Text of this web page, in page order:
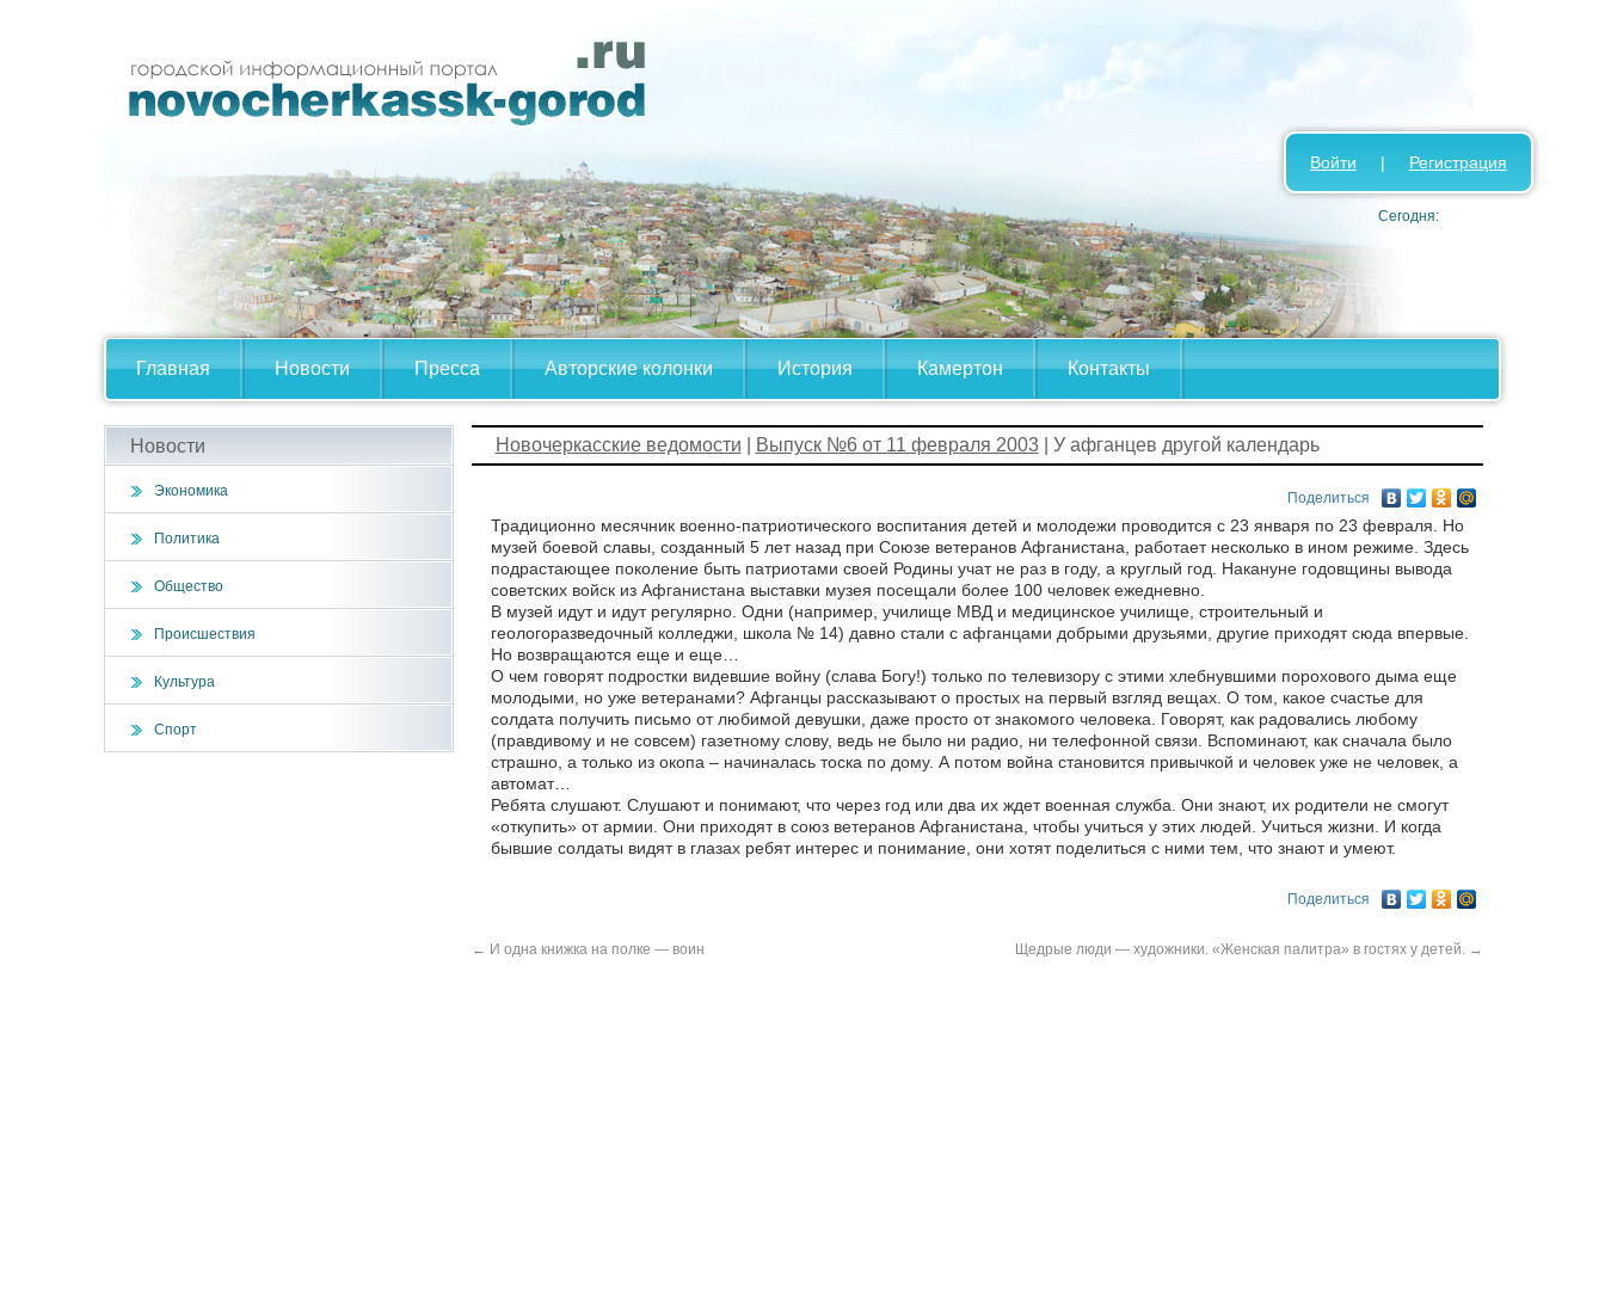
Главная Новости Пресса Авторские колонки История Камертон Контакты
Войти | Регистрация
Сегодня:
Новости
Экономика
Политика
Общество
Происшествия
Культура
Спорт
Новочеркасские ведомости Выпуск №6 от 11 февраля 2003| У афганцев другой календарь
Поделиться
Традиционно месячник военно-патриотического воспитания детей и молодежи проводится с 23 января по 23 февраля. Но
музей боевой славы, созданный 5 лет назад при Союзе ветеранов Афганистана, работает несколько в ином режиме. Здесь
подрастающее поколение быть патриотами своей Родины учат не раз в году, а круглый год. Накануне годовщины вывода
советских войск из Афганистана выставки музея посещали более 100 человек ежедневно.
В музей идут и идут регулярно. Одни (например, училище МВД и медицинское училище, строительный и
геологоразведочный колледжи, школа № 14) давно стали с афганцами добрыми друзьями, другие приходят сюда впервые.
Но возвращаются еще и еще…
О чем говорят подростки видевшие войну (слава Богу!) только по телевизору с этими хлебнувшими порохового дыма еще
молодыми, но уже ветеранами? Афганцы рассказывают о простых на первый взгляд вещах. О том, какое счастье для
солдата получить письмо от любимой девушки, даже просто от знакомого человека. Говорят, как радовались любому
(правдивому и не совсем) газетному слову, ведь не было ни радио, ни телефонной связи. Вспоминают, как сначала было
страшно, а только из окопа – начиналась тоска по дому. А потом война становится привычкой и человек уже не человек, а
автомат…
Ребята слушают. Слушают и понимают, что через год или два их ждет военная служба. Они знают, их родители не смогут
«откупить» от армии. Они приходят в союз ветеранов Афганистана, чтобы учиться у этих людей. Учиться жизни. И когда
бывшие солдаты видят в глазах ребят интерес и понимание, они хотят поделиться с ними тем, что знают и умеют.
Поделиться
← И одна книжка на полке — воин Щедрые люди — художники. «Женская палитра» в гостях у детей. →